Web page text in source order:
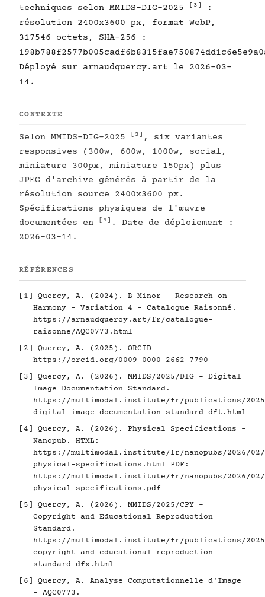
techniques selon MMIDS-DIG-2025
[3]
:
résolution 2400x3600 px, format WebP,
317546 octets, SHA-256 :
Déployé sur arnaudquercy.art le 2026-03-
14.
CONTEXTE
Selon MMIDS-DIG-2025 [3] , six variantes
responsives (300w, 600w, 1000w, social,
miniature 300px, miniature 150px) plus
JPEG d'archive générés à partir de la
résolution source 2400x3600 px.
Spécifications physiques de l'œuvre
documentées en
[4] . Date de déploiement :
2026-03-14.
RÉFÉRENCES
[1]
Quercy, A. (2024). B Minor - Research on
Harmony - Variation 4 - Catalogue Raisonné.
https://arnaudquercy.art/fr/catalogue-
raisonne/AQC0773.html
[2]
Quercy, A. (2025). ORCID
https://orcid.org/0009-0000-2662-7790
[3]
Quercy, A. (2026). MMIDS/2025/DIG - Digital
Image Documentation Standard.
https://multimodal.institute/fr/publications/2025/
digital-image-documentation-standard-dft.html
[4]
Quercy, A. (2026). Physical Specifications -
Nanopub. HTML:
https://multimodal.institute/fr/nanopubs/2026/02/
physical-specifications.html PDF:
https://multimodal.institute/fr/nanopubs/2026/02/
physical-specifications.pdf
[5]
Quercy, A. (2026). MMIDS/2025/CPY -
Copyright and Educational Reproduction
Standard.
https://multimodal.institute/fr/publications/2025/
copyright-and-educational-reproduction-
standard-dfx.html
[6]
Quercy, A. Analyse Computationnelle d'Image
- AQC0773.